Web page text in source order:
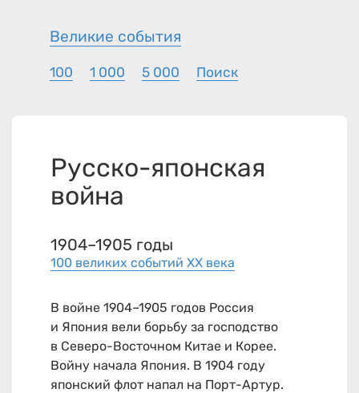
Великие события
100 1 000 5 000 Поиск
Русско-японская
война
1904–1905 годы
100 великих событий XX века
В войне 1904–1905 годов Россия
и Япония вели борьбу за господство
в Северо-Восточном Китае и Корее.
Войну начала Япония. В 1904 году
японский флот напал на Порт-Артур.